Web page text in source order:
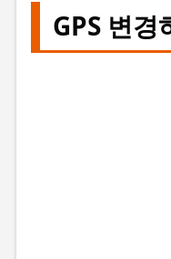
GPS 변경